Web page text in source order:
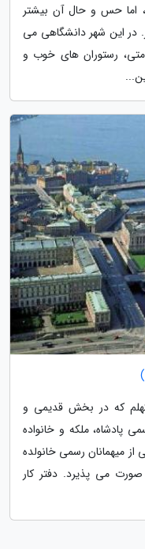
اما حس و حال آن بیشتر
این شهر دانشگاهی می
رستوران های خوب و
که در بخش قدیمی و
پادشاه، ملکه و خانواده
میهمانان رسمی خانولده
می پذیرد. دفتر کار